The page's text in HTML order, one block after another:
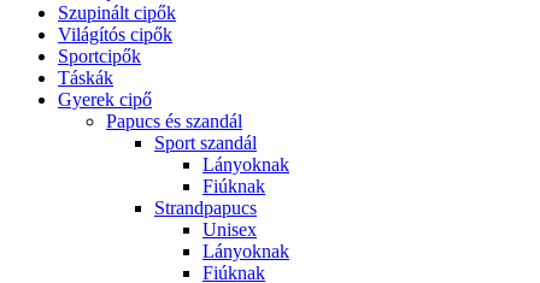
Szupinált cipők
Világítós cipők
Sportcipők
Táskák
Gyerek cipő
Papucs és szandál
Sport szandál
Lányoknak
Fiúknak
Strandpapucs
Unisex
Lányoknak
Fiúknak